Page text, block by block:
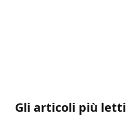
Gli articoli più letti